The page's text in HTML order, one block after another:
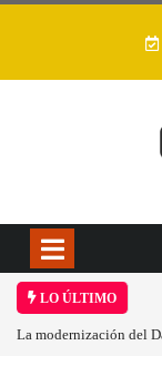
LO ÚLTIMO
es un cambio en el